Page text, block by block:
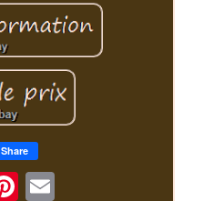
Share